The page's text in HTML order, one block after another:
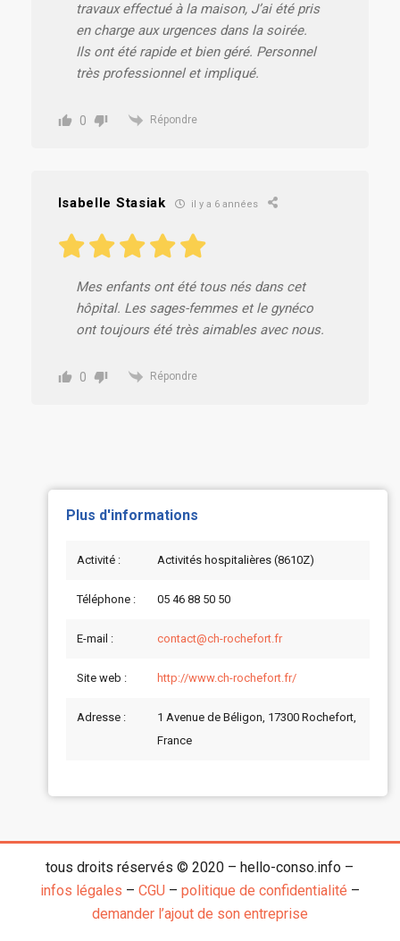
travaux effectué à la maison, J’ai été pris
en charge aux urgences dans la soirée.
Ils ont été rapide et bien géré. Personnel
très professionnel et impliqué.
0 Répondre
Isabelle Stasiak il y a 6 années
Mes enfants ont été tous nés dans cet
hôpital. Les sages-femmes et le gynéco
ont toujours été très aimables avec nous.
0 Répondre
Plus d'informations
Activité : Activités hospitalières (8610Z)
Téléphone : 05 46 88 50 50
E-mail : contact@ch-rochefort.fr
Site web : http://www.ch-rochefort.fr/
Adresse :
1 Avenue de Béligon, 17300 Rochefort,
France
tous droits réservés © 2020 – hello-conso.info –
infos légales – CGU – politique de confidentialité –
demander l’ajout de son entreprise